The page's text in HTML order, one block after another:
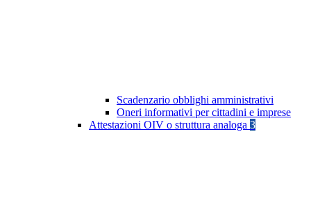
Scadenzario obblighi amministrativi
Oneri informativi per cittadini e imprese
Attestazioni OIV o struttura analoga 3